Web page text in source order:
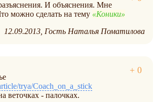
И объяснения. Мне
можно сделать на тему
Коники
12.09.2013 Гость Наталья Поматилова
trya/Coach_on_a_stick
веточках - палочках.